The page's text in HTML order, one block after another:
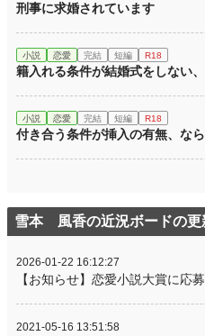
刑事に求婚されています
小説 恋愛 完結 短編 R18
籍入れる条件が結婚式をしない
小説 恋愛 完結 短編 R18
付き合う条件が挿入の有無、なら
雪本 風香の近況ボードの更
2026-01-22 16:12:27
【お知らせ】恋愛小説大賞に応
2021-05-16 13:51:58